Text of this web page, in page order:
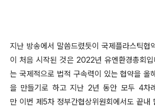
지난 방송에서 말씀드렸듯이 국제플라스틱협
이 처음 시작된 것은 2022년 유엔환경총회입
는 국제적으로 법적 구속력이 있는 협약을 올
을 만들기로 하고 지난 2년 동안 모두 4차
만 이번 제5차 정부간협상위원회에서도 끝내